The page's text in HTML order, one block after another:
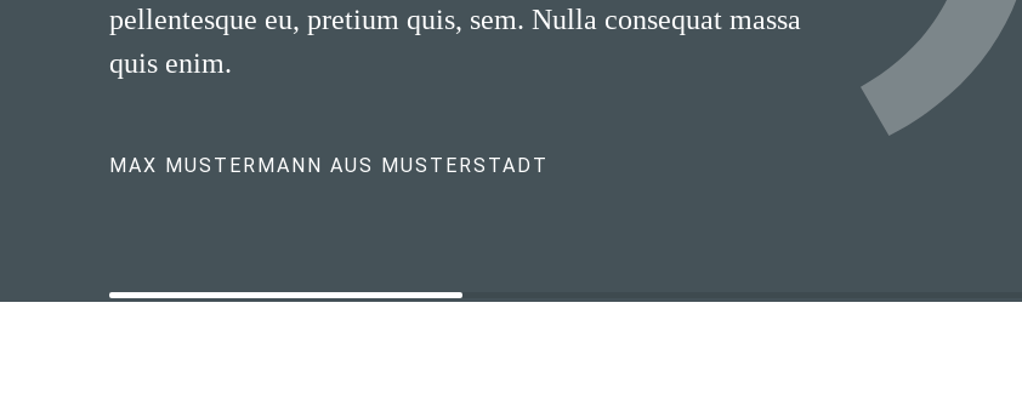
pellentesque eu, pretium quis, sem. Nulla consequat massa
quis enim.
MAX MUSTERMANN AUS MUSTERSTADT